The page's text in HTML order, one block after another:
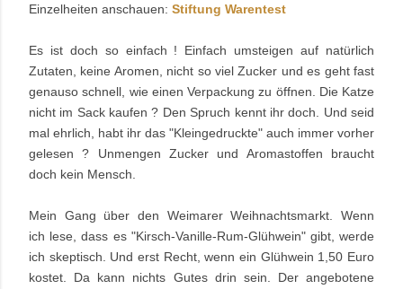
Einzelheiten anschauen: Stiftung Warentest
Es ist doch so einfach ! Einfach umsteigen auf natürlich
Zutaten, keine Aromen, nicht so viel Zucker und es geht fast
genauso schnell, wie einen Verpackung zu öffnen. Die Katze
nicht im Sack kaufen ? Den Spruch kennt ihr doch. Und seid
mal ehrlich, habt ihr das "Kleingedruckte" auch immer vorher
gelesen ? Unmengen Zucker und Aromastoffen braucht
doch kein Mensch.
Mein Gang über den Weimarer Weihnachtsmarkt. Wenn
ich lese, dass es "Kirsch-Vanille-Rum-Glühwein" gibt, werde
ich skeptisch. Und erst Recht, wenn ein Glühwein 1,50 Euro
kostet. Da kann nichts Gutes drin sein. Der angebotene